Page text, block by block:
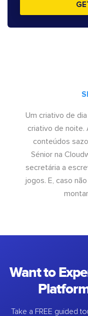
Um criativo de
criativo de noite.
conteúdos
Sénior na
secretária a
jogos. E, caso
Want to
Take a FREE guided